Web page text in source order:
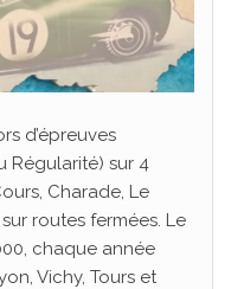
d’épreuves
Régularité) sur 4
Charade, Le
routes fermées. Le
chaque année
Vichy, Tours et